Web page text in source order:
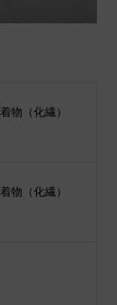
物（化繊）
（化繊）